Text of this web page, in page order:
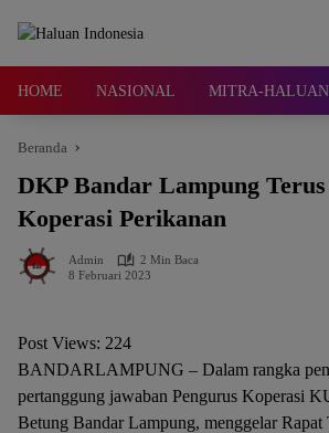
HOME NASIONAL MITRA-
Beranda
DKP Bandar Lampung
Koperasi Perikanan
Admin
2 Min Baca
8 Februari 2023
Post Views: 224
BANDARLAMPUNG – Dalam rangka
pertanggung jawaban Pengurus Koperasi
Betung Bandar Lampung, menggelar Rapat